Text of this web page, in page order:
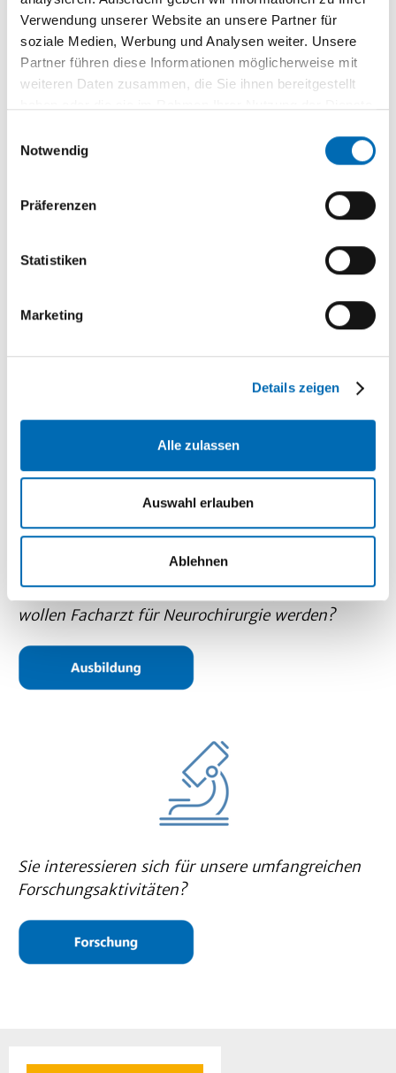
Verwendung unserer Website an unsere Partner für
soziale Medien, Werbung und Analysen weiter. Unsere
Partner führen diese Informationen möglicherweise mit
weiteren Daten zusammen, die Sie ihnen bereitgestellt
Notwendig
Präferenzen
Statistiken
Marketing
Details zeigen
Alle zulassen
Auswahl erlauben
Ablehnen
Behandlungsmöglichkeiten in unserem Haus und
über unser Team informieren?
Terminvereinbarung oder zum Ablauf Ihres
Sie interessieren sich für Famulatur, PJ oder
wollen Facharzt für Neurochirurgie werden?
Sie interessieren sich für unsere umfangreichen
Forschungsaktivitäten?